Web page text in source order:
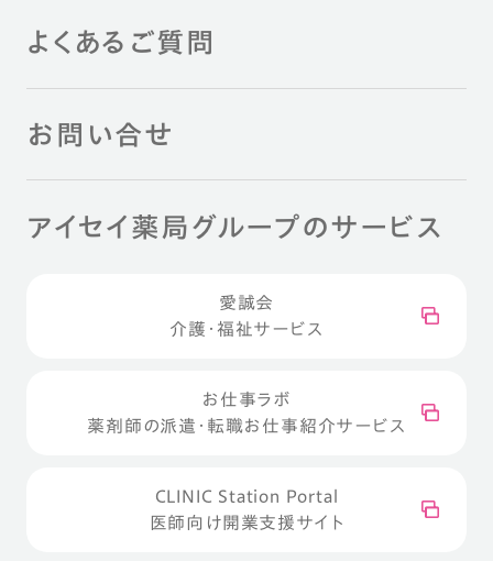
よくあるご質問
お問い合せ
アイセイ薬局グループのサービス
愛誠会
介護・福祉サービス
お仕事ラボ
薬剤師の派遣・転職お仕事紹介サービス
CLINIC Station Portal
医師向け開業支援サイト